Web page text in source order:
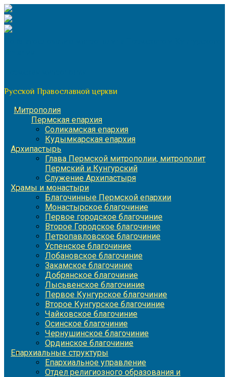
Перейти
к
содержимому
Русской Православной церкви
Митрополия
Пермская епархия
Соликамская епархия
Кудымкарская епархия
Архипастырь
Глава Пермской митрополии, митрополит
Пермский и Кунгурский
Служение Архипастыря
Храмы и монастыри
Благочинные Пермской епархии
Монастырское благочиние
Первое городское благочиние
Второе Городское благочиние
Петропавловское благочиние
Успенское благочиние
Лобановское благочиние
Закамское благочиние
Добрянское благочиние
Лысьвенское благочиние
Первое Кунгурское благочиние
Второе Кунгурское благочиние
Чайковское благочиние
Осинское благочиние
Чернушинское благочиние
Ординское благочиние
Епархиальные структуры
Епархиальное управление
Отдел религиозного образования и